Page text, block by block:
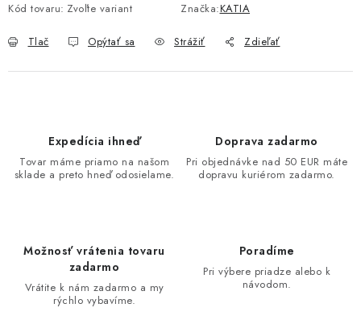
Kód tovaru: Zvoľte variant Značka:KATIA
Tlač Opýtať sa Strážiť Zdieľať
Expedícia ihneď
Tovar máme priamo na našom
sklade a preto hneď odosielame.
Doprava zadarmo
Pri objednávke nad 50 EUR máte
dopravu kuriérom zadarmo.
Možnosť vrátenia tovaru
zadarmo
Vrátite k nám zadarmo a my
rýchlo vybavíme.
Poradíme
Pri výbere priadze alebo k
návodom.